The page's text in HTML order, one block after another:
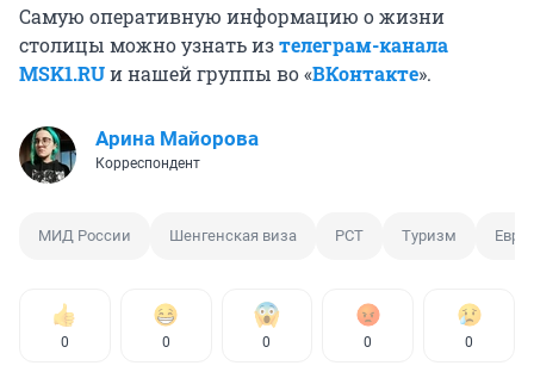
Самую оперативную информацию о жизни
столицы можно узнать изтелеграм-канала
MSK1.RUи нашей группы во «ВКонтакте».
Арина Майорова
Корреспондент
МИД России Шенгенская виза РСТ Туризм
0 0 0 0 0